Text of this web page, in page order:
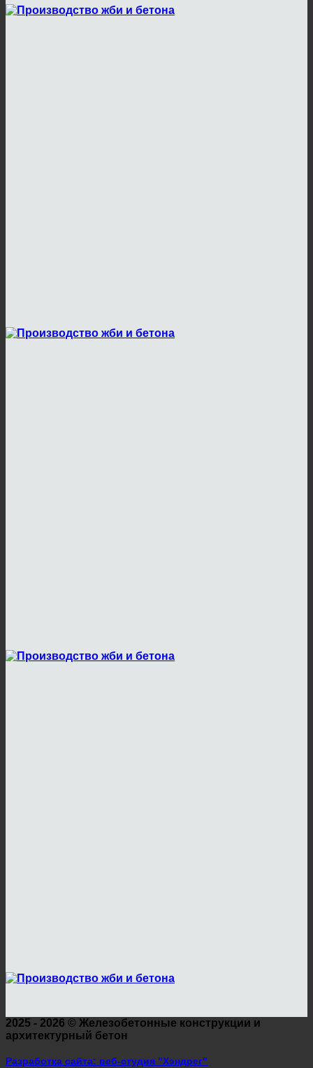
2025 - 2026 © Железобетонные конструкции и
архитектурный бетон
Разработка сайта: веб-студия "Хэндрег"